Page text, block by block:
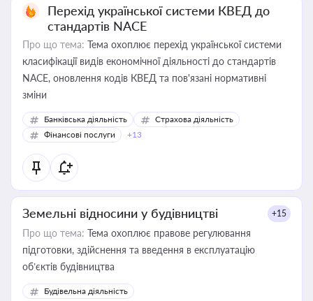
Перехід української системи КВЕД до
стандартів NACE
Про що тема: Тема охоплює перехід української системи
класифікації видів економічної діяльності до стандартів
NACE, оновлення кодів КВЕД та пов'язані нормативні
зміни
Банківська діяльність
Страхова діяльність
Фінансові послуги
+13
Земельні відносини у будівництві +15
Про що тема: Тема охоплює правове регулювання
підготовки, здійснення та введення в експлуатацію
об’єктів будівництва
Будівельна діяльність